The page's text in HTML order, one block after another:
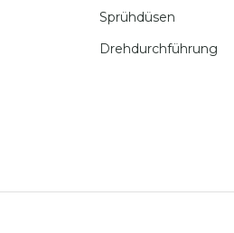
Sprühdüsen
Drehdurchführung